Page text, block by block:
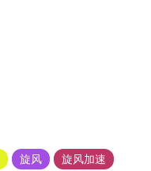
旋风
旋风加速